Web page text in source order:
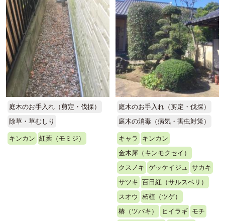
庭木のお手入れ（剪定・伐採）
除草・草むしり
キンカン 紅葉（モミジ）
庭木のお手入れ（剪定・伐採）
庭木の消毒（病気・害虫対策）
キャラ
キンカン
金木犀（キンモクセイ）
クスノキ
ゲッケイジュ
サカキ
サツキ
百日紅（サルスベリ）
スオウ
柘植（ツゲ）
椿（ツバキ）
ヒイラギ モチ